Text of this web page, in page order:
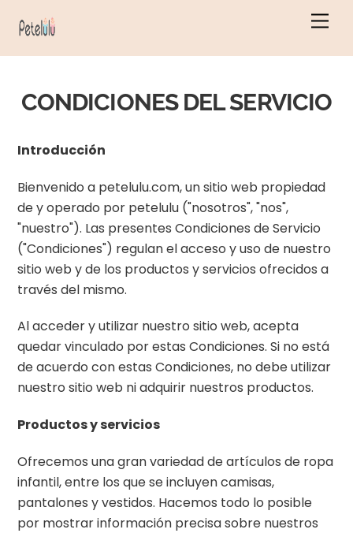
CONDICIONES DEL SERVICIO
Introducción
Bienvenido a petelulu.com, un sitio web propiedad
de y operado por petelulu ("nosotros", "nos",
"nuestro"). Las presentes Condiciones de Servicio
("Condiciones") regulan el acceso y uso de nuestro
sitio web y de los productos y servicios ofrecidos a
través del mismo.
Al acceder y utilizar nuestro sitio web, acepta
quedar vinculado por estas Condiciones. Si no está
de acuerdo con estas Condiciones, no debe utilizar
nuestro sitio web ni adquirir nuestros productos.
Productos y servicios
Ofrecemos una gran variedad de artículos de ropa
infantil, entre los que se incluyen camisas,
pantalones y vestidos. Hacemos todo lo posible
por mostrar información precisa sobre nuestros